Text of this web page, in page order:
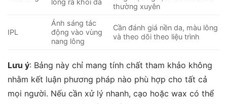
lông ra khỏi da
thường xuyên
IPL
Ánh sáng tác
động vào vùng
nang lông
Cần đánh giá nền da, màu lông
và theo dõi theo liệu trình
Lưu ý: Bảng này chỉ mang tính chất tham khảo không
nhằm kết luận phương pháp nào phù hợp cho tất cả
mọi người. Nếu cần xử lý nhanh, cạo hoặc wax có thể